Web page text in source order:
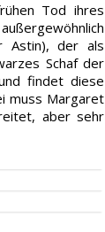
Tod ihres
Astin), der als
Schaf der
findet diese
muss Margaret
aber sehr